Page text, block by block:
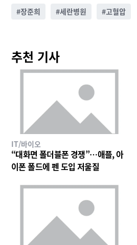
#장준희 #세란병원 #고혈압
추천 기사
IT/바이오
“대화면 폴더블폰 경쟁”…애플, 아
이폰 폴드에 펜 도입 저울질